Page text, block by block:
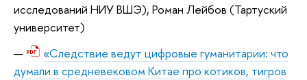
исследований НИУ ВШЭ), Роман Лейбов (Тартуский
университет)
«Следствие ведут цифровые гуманитарии: что
думали в средневековом Китае про котиков, тигров